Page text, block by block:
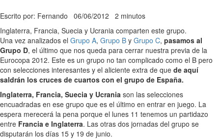
Escrito por: Fernando 06/06/2012 2 minutos
Inglaterra, Francia, Suecia y Ucrania comparten este grupo.
Una vez analizados el Grupo A, Grupo B y Grupo C, pasamos al
Grupo D, el último que nos queda para cerrar nuestra previa de la
Eurocopa 2012. Este es un grupo no tan complicado como el B pero
con selecciones interesantes y el aliciente extra de que de aquí
saldrán los cruces de cuartos con el grupo de España.
Inglaterra, Francia, Suecia y Ucrania son las selecciones
encuadradas en ese grupo que es el último en entrar en juego. La
espera merecerá la pena porque el lunes 11 tenemos un partidazo
entre Francia e Inglaterra. Las otras dos jornadas del grupo se
disputarán los días 15 y 19 de junio.